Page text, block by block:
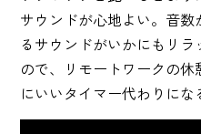
サウンドが心地よい。音
るサウンドがいかにもリ
ので、リモートワークの
にいいタイマー代わりにな